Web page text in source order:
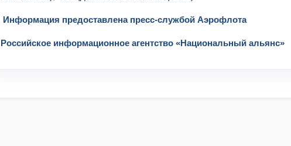
Информация предоставлена пресс-службой Аэрофлота
Российское информационное агентство «Национальный альянс»